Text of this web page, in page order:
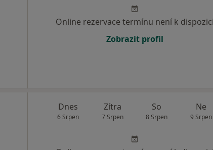
Online rezervace termínu není k dispozici
Zobrazit profil
Dnes
6 Srpen
Zítra
7 Srpen
So
8 Srpen
Ne
9 Srpen